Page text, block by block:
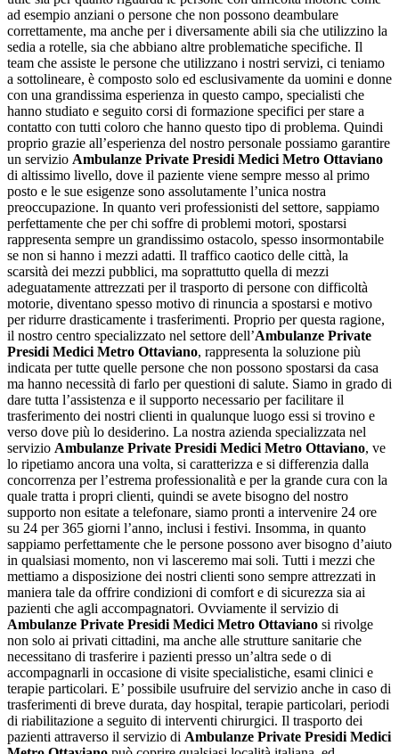
ad esempio anziani o persone che non possono deambulare
correttamente, ma anche per i diversamente abili sia che utilizzino la
sedia a rotelle, sia che abbiano altre problematiche specifiche. Il
team che assiste le persone che utilizzano i nostri servizi, ci teniamo
a sottolineare, è composto solo ed esclusivamente da uomini e donne
con una grandissima esperienza in questo campo, specialisti che
hanno studiato e seguito corsi di formazione specifici per stare a
contatto con tutti coloro che hanno questo tipo di problema. Quindi
proprio grazie all’esperienza del nostro personale possiamo garantire
un servizio Ambulanze Private Presidi Medici Metro Ottaviano
di altissimo livello, dove il paziente viene sempre messo al primo
posto e le sue esigenze sono assolutamente l’unica nostra
preoccupazione. In quanto veri professionisti del settore, sappiamo
perfettamente che per chi soffre di problemi motori, spostarsi
rappresenta sempre un grandissimo ostacolo, spesso insormontabile
se non si hanno i mezzi adatti. Il traffico caotico delle città, la
scarsità dei mezzi pubblici, ma soprattutto quella di mezzi
adeguatamente attrezzati per il trasporto di persone con difficoltà
motorie, diventano spesso motivo di rinuncia a spostarsi e motivo
per ridurre drasticamente i trasferimenti. Proprio per questa ragione,
il nostro centro specializzato nel settore dell’Ambulanze Private
Presidi Medici Metro Ottaviano, rappresenta la soluzione più
indicata per tutte quelle persone che non possono spostarsi da casa
ma hanno necessità di farlo per questioni di salute. Siamo in grado di
dare tutta l’assistenza e il supporto necessario per facilitare il
trasferimento dei nostri clienti in qualunque luogo essi si trovino e
verso dove più lo desiderino. La nostra azienda specializzata nel
servizio Ambulanze Private Presidi Medici Metro Ottaviano, ve
lo ripetiamo ancora una volta, si caratterizza e si differenzia dalla
concorrenza per l’estrema professionalità e per la grande cura con la
quale tratta i propri clienti, quindi se avete bisogno del nostro
supporto non esitate a telefonare, siamo pronti a intervenire 24 ore
su 24 per 365 giorni l’anno, inclusi i festivi. Insomma, in quanto
sappiamo perfettamente che le persone possono aver bisogno d’aiuto
in qualsiasi momento, non vi lasceremo mai soli. Tutti i mezzi che
mettiamo a disposizione dei nostri clienti sono sempre attrezzati in
maniera tale da offrire condizioni di comfort e di sicurezza sia ai
pazienti che agli accompagnatori. Ovviamente il servizio di
Ambulanze Private Presidi Medici Metro Ottaviano si rivolge
non solo ai privati cittadini, ma anche alle strutture sanitarie che
necessitano di trasferire i pazienti presso un’altra sede o di
accompagnarli in occasione di visite specialistiche, esami clinici e
terapie particolari. E’ possibile usufruire del servizio anche in caso di
trasferimenti di breve durata, day hospital, terapie particolari, periodi
di riabilitazione a seguito di interventi chirurgici. Il trasporto dei
pazienti attraverso il servizio di Ambulanze Private Presidi Medici